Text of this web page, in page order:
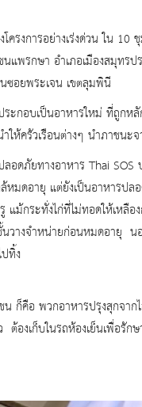
งการอย่างเร่งด่วน ใน 10
แพรกษา อำเภอเมืองสมุทรป
อยพระเจน เขตลุมพินี
ป็นอาหารใหม่ ที่ถูกหลักโ
ห้ครัวเรือนต่างๆ นำภาชนะ
ลอดภัยทางอาหารThai SOS
หมดอายุ แต่ยังเป็นอาหารปล
ม้กระทั่งไก่ที่ไม่ทอดให้เหลือ
นวางจำหน่ายก่อนหมดอายุ น
ทิ้ง
น ก็คือ พวกอาหารปรุงสุกจ
ต้องเก็บในรถห้องเย็นเพื่อรัก